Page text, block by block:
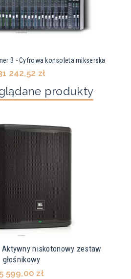
3 - Cyfrowa konsoleta mikserska
242,52 zł
produkty
Aktywny niskotonowy zestaw
głośnikowy
5 599,00 zł